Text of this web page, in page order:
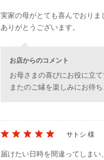
実家の母がとても喜んでおりま
ありがとうございます。
お店からのコメント
お母さまの喜びにお役に立て
またのご縁を楽しみにお待ち
サトシ 様
届けたい日時を間違ってしまい